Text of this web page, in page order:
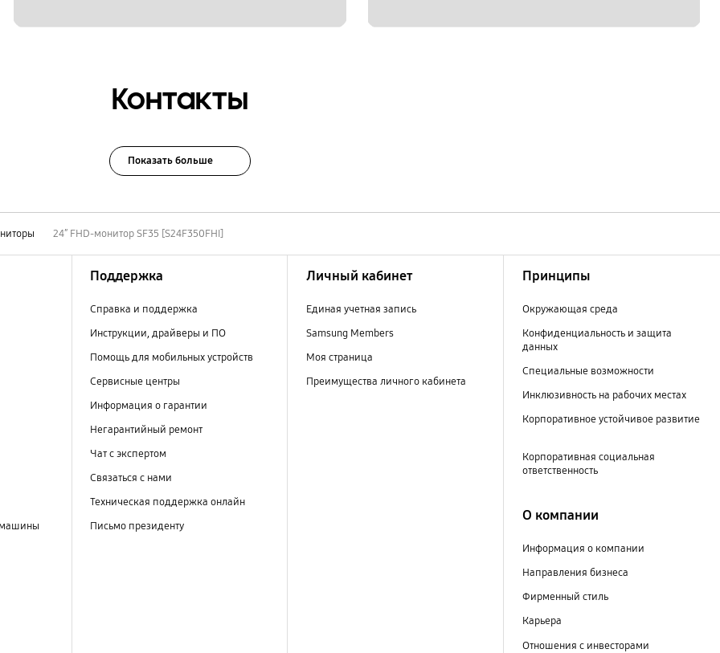
Контакты
Показать больше
24″ FHD-монитор SF35 [S24F350FHI]
Поддержка
Справка и поддержка
Инструкции, драйверы и ПО
Помощь для мобильных устройств
Сервисные центры
Информация о гарантии
Негарантийный ремонт
Чат с экспертом
Связаться с нами
Техническая поддержка онлайн
Письмо президенту
Личный кабинет
Единая учетная запись
Samsung Members
Моя страница
Преимущества личного кабинета
Принципы
Окружающая среда
Конфиденциальность и защита
данных
Специальные возможности
Инклюзивность на рабочих местах
Корпоративное устойчивое развитие
Корпоративная социальная
ответственность
О компании
Информация о компании
Направления бизнеса
Фирменный стиль
Карьера
Отношения с инвесторами